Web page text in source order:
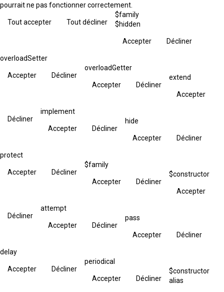
pourrait ne pas fonctionner correctement.
Tout accepter Tout décliner
$family
$hidden
Accepter Décliner
overloadSetter
Accepter Décliner
overloadGetter
Accepter Décliner
extend
Accepter
Décliner
implement
Accepter Décliner
hide
Accepter Décliner
protect
Accepter Décliner
$family
Accepter Décliner
$constructor
Accepter
Décliner
attempt
Accepter Décliner
pass
Accepter Décliner
delay
Accepter Décliner
periodical
Accepter Décliner
$constructor
alias